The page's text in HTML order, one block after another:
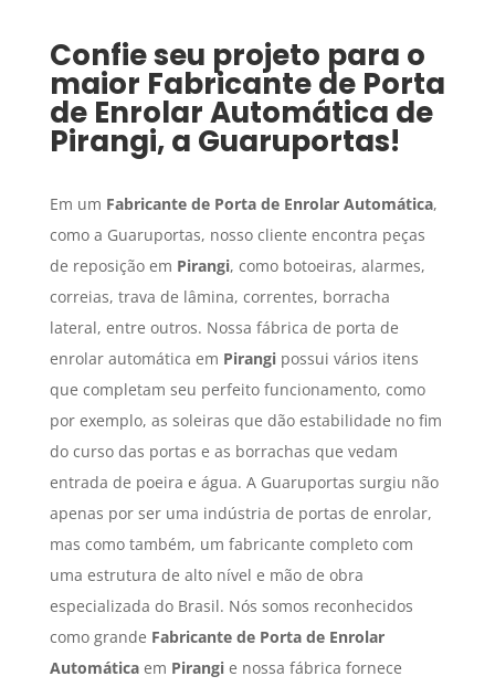
Confie seu projeto para o
maior Fabricante de Porta
de Enrolar Automática de
Pirangi, a Guaruportas!
Em um Fabricante de Porta de Enrolar Automática,
como a Guaruportas, nosso cliente encontra peças
de reposição em Pirangi, como botoeiras, alarmes,
correias, trava de lâmina, correntes, borracha
lateral, entre outros. Nossa fábrica de porta de
enrolar automática em Pirangipossui vários itens
que completam seu perfeito funcionamento, como
por exemplo, as soleiras que dão estabilidade no fim
do curso das portas e as borrachas que vedam
entrada de poeira e água. A Guaruportas surgiu não
apenas por ser uma indústria de portas de enrolar,
mas como também, um fabricante completo com
uma estrutura de alto nível e mão de obra
especializada do Brasil. Nós somos reconhecidos
como grande Fabricante de Porta de Enrolar
Automáticaem Pirangie nossa fábrica fornece